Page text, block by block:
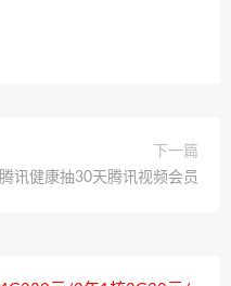
下一篇
腾讯健康抽30天腾讯视频会员